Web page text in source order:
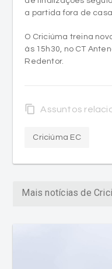
às 15h30, no CT